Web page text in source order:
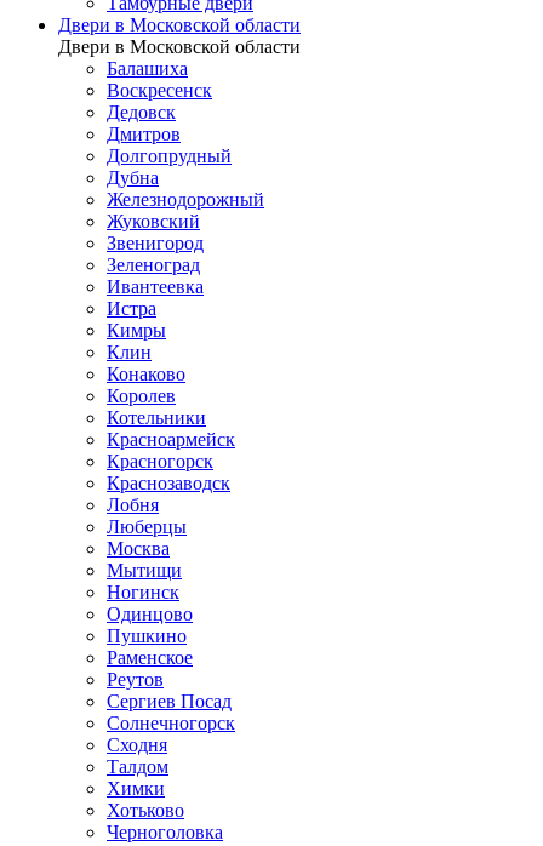
Двери в Московской области
Двери в Московской области
Балашиха
Воскресенск
Дедовск
Дмитров
Долгопрудный
Дубна
Железнодорожный
Жуковский
Звенигород
Зеленоград
Ивантеевка
Истра
Кимры
Клин
Конаково
Королев
Котельники
Красноармейск
Красногорск
Краснозаводск
Лобня
Люберцы
Москва
Мытищи
Ногинск
Одинцово
Пушкино
Раменское
Реутов
Сергиев Посад
Солнечногорск
Сходня
Талдом
Химки
Хотьково
Черноголовка